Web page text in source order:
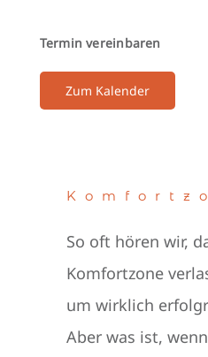
Termin vereinbaren
Zum Kalender
So oft hören wir,
Komfortzone
um wirklich
Aber was ist,